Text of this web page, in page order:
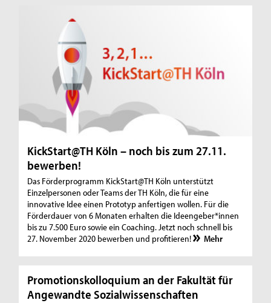
KickStart@TH Köln – noch bis zum 27.11.
bewerben!
Das Förderprogramm KickStart@TH Köln unterstützt
Einzelpersonen oder Teams der TH Köln, die für eine
innovative Idee einen Prototyp anfertigen wollen. Für die
Förderdauer von 6 Monaten erhalten die Ideengeber*innen
bis zu 7.500 Euro sowie ein Coaching. Jetzt noch schnell bis
27. November 2020 bewerben und profitieren!
Mehr
Promotionskolloquium an der Fakultät für
Angewandte Sozialwissenschaften